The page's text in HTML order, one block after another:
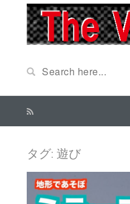
タグ: 遊び